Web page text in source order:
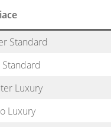
Standard
Luxury
Luxury